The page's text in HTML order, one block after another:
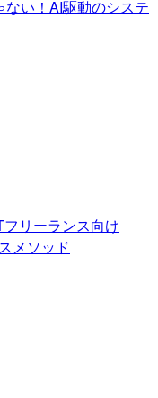
ない！AI駆動のシステ
フリーランス向け
メソッド